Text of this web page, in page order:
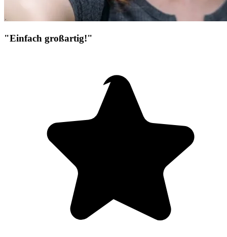
"Einfach großartig!"